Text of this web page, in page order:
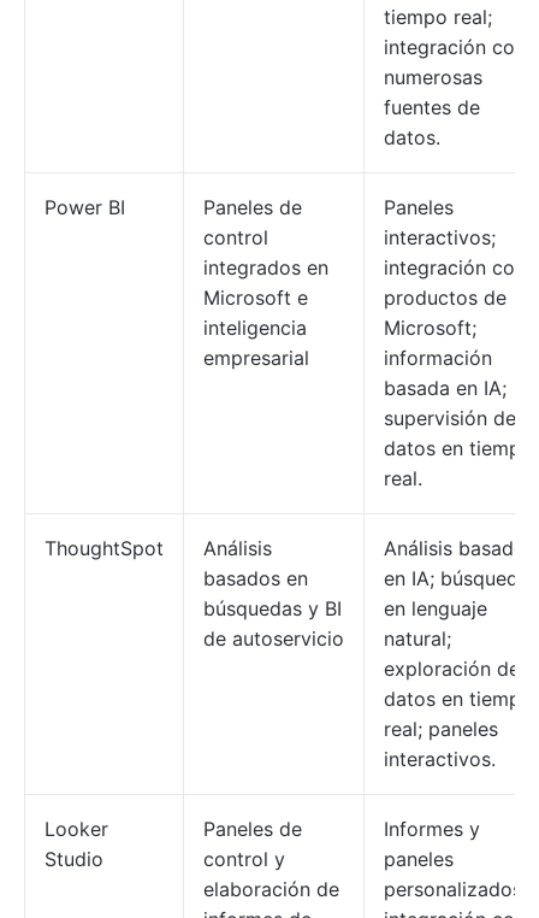
tiempo real;
integración con
numerosas
fuentes de
datos.
Power BI
Paneles de
control
integrados en
Microsoft e
inteligencia
empresarial
Paneles
interactivos;
integración con
productos de
Microsoft;
información
basada en IA;
supervisión de
datos en tiempo
real.
ThoughtSpot
Análisis
basados en
búsquedas y BI
de autoservicio
Análisis basados
en IA; búsqueda
en lenguaje
natural;
exploración de
datos en tiempo
real; paneles
interactivos.
Looker
Studio
Paneles de
control y
elaboración de
Informes y
paneles
personalizados;